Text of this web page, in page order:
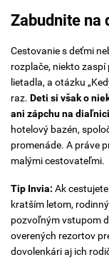
Zabudnite na
Cestovanie s deťmi
rozplače, niekto
lietadla, a otázku
raz. Deti si však o
ani zápchu na
hotelový bazén,
promenáde. A práve
malými cestovateľmi.
Tip Invia: Ak
kratším letom,
pozvoľným vstupom
overených rezortov
dovolenkári aj ich